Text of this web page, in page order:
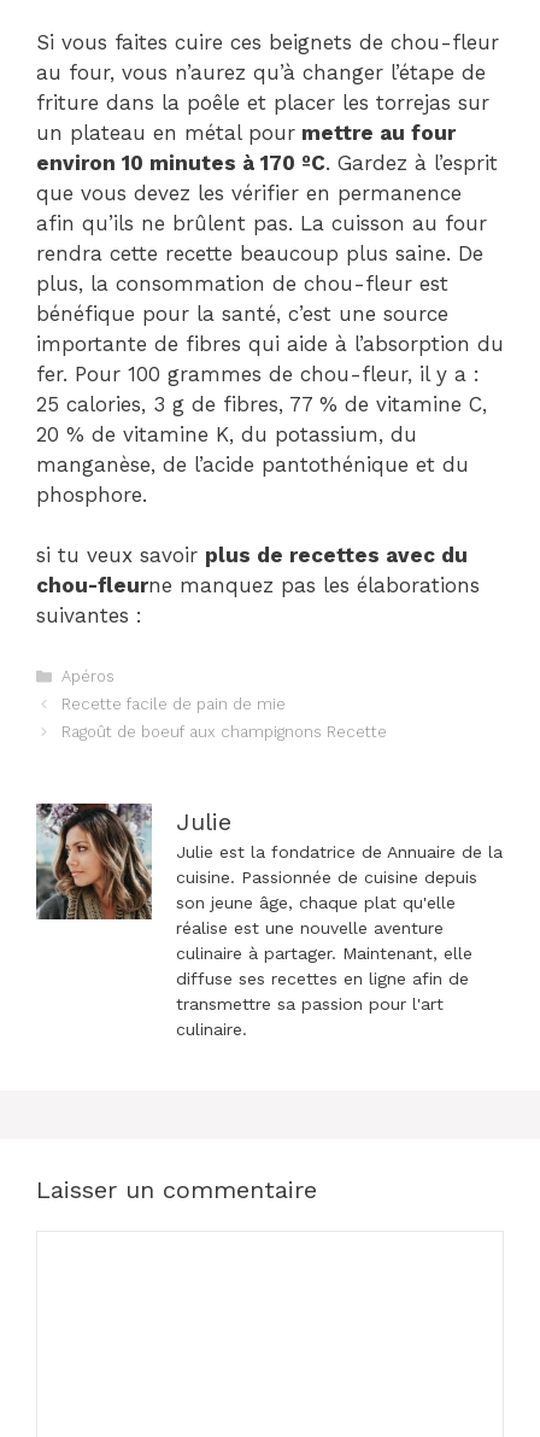
Si vous faites cuire ces beignets de chou-fleur
au four, vous n’aurez qu’à changer l’étape de
friture dans la poêle et placer les torrejas sur
un plateau en métal pour mettre au four
environ 10 minutes à 170 ºC. Gardez à l’esprit
que vous devez les vérifier en permanence
afin qu’ils ne brûlent pas. La cuisson au four
rendra cette recette beaucoup plus saine. De
plus, la consommation de chou-fleur est
bénéfique pour la santé, c’est une source
importante de fibres qui aide à l’absorption du
fer. Pour 100 grammes de chou-fleur, il y a :
25 calories, 3 g de fibres, 77 % de vitamine C,
20 % de vitamine K, du potassium, du
manganèse, de l’acide pantothénique et du
phosphore.
si tu veux savoir plus de recettes avec du
chou-fleurne manquez pas les élaborations
suivantes :
Catégories
Apéros
Navigation
des
articles
Recette facile de pain de mie
Ragoût de boeuf aux champignons Recette
Julie
Julie est la fondatrice de Annuaire de la
cuisine. Passionnée de cuisine depuis
son jeune âge, chaque plat qu'elle
réalise est une nouvelle aventure
culinaire à partager. Maintenant, elle
diffuse ses recettes en ligne afin de
transmettre sa passion pour l'art
culinaire.
Laisser un commentaire